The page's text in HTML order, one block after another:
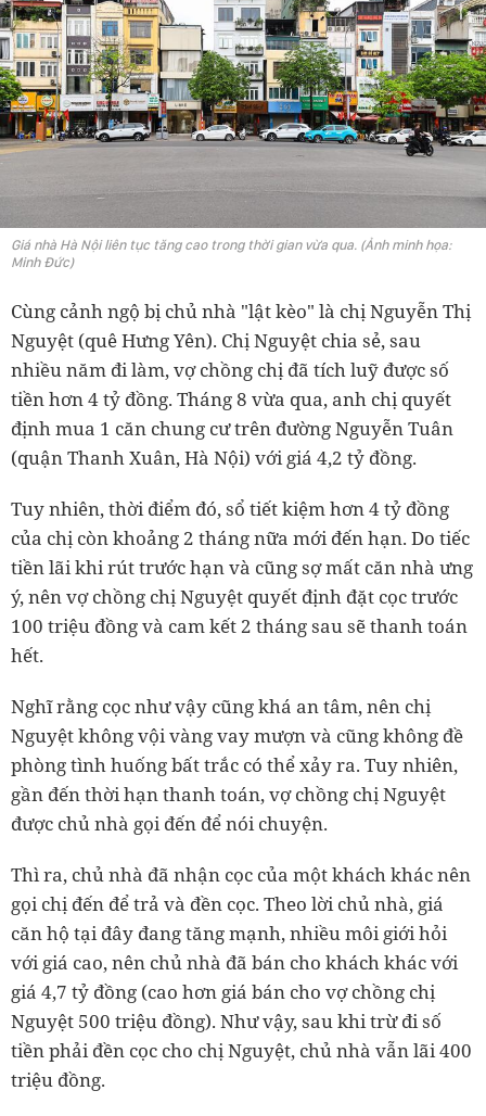
Giá nhà Hà Nội liên tục tăng cao trong thời gian vừa qua. (Ảnh minh họa:
Minh Đức)
Cùng cảnh ngộ bị chủ nhà "lật kèo" là chị Nguyễn Thị
Nguyệt (quê Hưng Yên). Chị Nguyệt chia sẻ, sau
nhiều năm đi làm, vợ chồng chị đã tích luỹ được số
tiền hơn 4 tỷ đồng. Tháng 8 vừa qua, anh chị quyết
định mua 1 căn chung cư trên đường Nguyễn Tuân
(quận Thanh Xuân, Hà Nội) với giá 4,2 tỷ đồng.
Tuy nhiên, thời điểm đó, sổ tiết kiệm hơn 4 tỷ đồng
của chị còn khoảng 2 tháng nữa mới đến hạn. Do tiếc
tiền lãi khi rút trước hạn và cũng sợ mất căn nhà ưng
ý, nên vợ chồng chị Nguyệt quyết định đặt cọc trước
100 triệu đồng và cam kết 2 tháng sau sẽ thanh toán
hết.
Nghĩ rằng cọc như vậy cũng khá an tâm, nên chị
Nguyệt không vội vàng vay mượn và cũng không đề
phòng tình huống bất trắc có thể xảy ra. Tuy nhiên,
gần đến thời hạn thanh toán, vợ chồng chị Nguyệt
được chủ nhà gọi đến để nói chuyện.
Thì ra, chủ nhà đã nhận cọc của một khách khác nên
gọi chị đến để trả và đền cọc. Theo lời chủ nhà, giá
căn hộ tại đây đang tăng mạnh, nhiều môi giới hỏi
với giá cao, nên chủ nhà đã bán cho khách khác với
giá 4,7 tỷ đồng (cao hơn giá bán cho vợ chồng chị
Nguyệt 500 triệu đồng). Như vậy, sau khi trừ đi số
tiền phải đền cọc cho chị Nguyệt, chủ nhà vẫn lãi 400
triệu đồng.